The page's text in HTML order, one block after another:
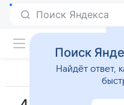
Поиск Яндекса
Поиск
Найдёт ответ,